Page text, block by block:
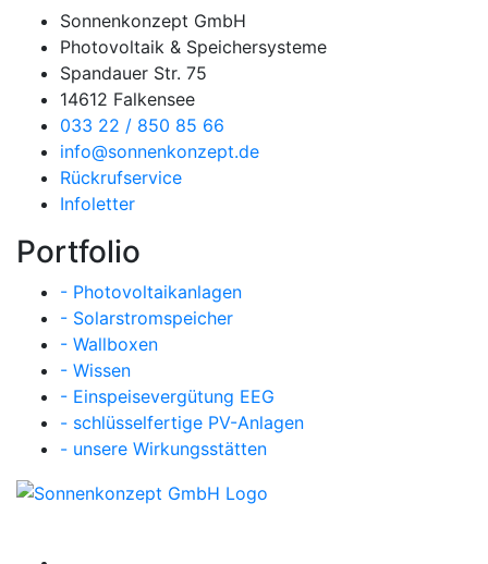
Sonnenkonzept GmbH
Photovoltaik & Speichersysteme
Spandauer Str. 75
14612 Falkensee
033 22 / 850 85 66
info@sonnenkonzept.de
Rückrufservice
Infoletter
Portfolio
- Photovoltaikanlagen
- Solarstromspeicher
- Wallboxen
- Wissen
- Einspeisevergütung EEG
- schlüsselfertige PV-Anlagen
- unsere Wirkungsstätten